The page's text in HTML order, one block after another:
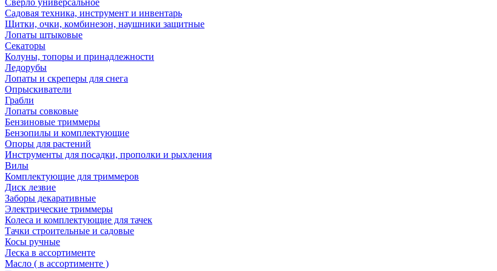
Сверло универсальное
Садовая техника, инструмент и инвентарь
Щитки, очки, комбинезон, наушники защитные
Лопаты штыковые
Секаторы
Колуны, топоры и принадлежности
Ледорубы
Лопаты и скреперы для снега
Опрыскиватели
Грабли
Лопаты совковые
Бензиновые триммеры
Бензопилы и комплектующие
Опоры для растений
Инструменты для посадки, прополки и рыхления
Вилы
Комплектующие для триммеров
Диск лезвие
Заборы декаративные
Электрические триммеры
Колеса и комплектующие для тачек
Тачки строительные и садовые
Косы ручные
Леска в ассортименте
Масло ( в ассортименте )